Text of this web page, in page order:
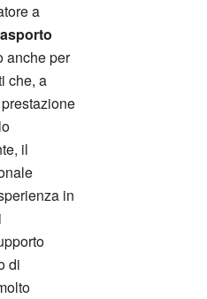
a
anche per
che, a
il
in
di